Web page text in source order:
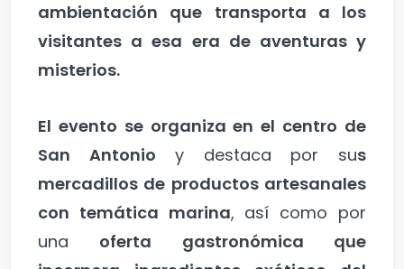
ambientación que transporta a los
visitantes a esa era de aventuras y
misterios.
El evento se organiza en el centro de
San Antonio y destaca por sus
mercadillos de productos artesanales
con temática marina, así como por
una oferta gastronómica que